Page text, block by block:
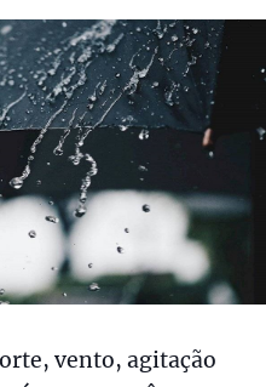
vento, agitação